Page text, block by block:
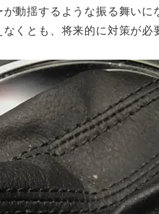
動揺するような振る舞い
くとも、将来的に対策が